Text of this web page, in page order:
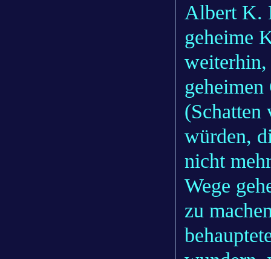
Albert K.
geheime
weiterhin,
(Schatten
würden,
nicht
Wege
zu